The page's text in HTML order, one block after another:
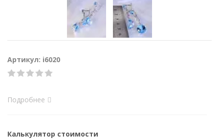
Артикул: i6020
Подробнее
Калькулятор стоимости